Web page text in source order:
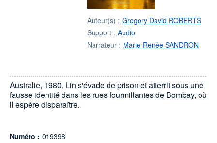
Auteur(s) : Gregory David ROBERTS
Support : Audio
Narrateur : Marie-Renée SANDRON
Australie, 1980. Lin s'évade de prison et atterrit sous une
fausse identité dans les rues fourmillantes de Bombay, où
il espère disparaître.
Numéro : 019398